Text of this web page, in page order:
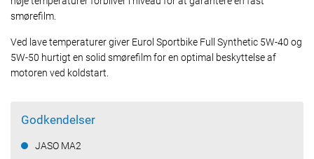
smørefilm.
Ved lave temperaturer giver Eurol Sportbike Full Synthetic 5W-40 og
5W-50 hurtigt en solid smørefilm for en optimal beskyttelse af
motoren ved koldstart.
Godkendelser
JASO MA2